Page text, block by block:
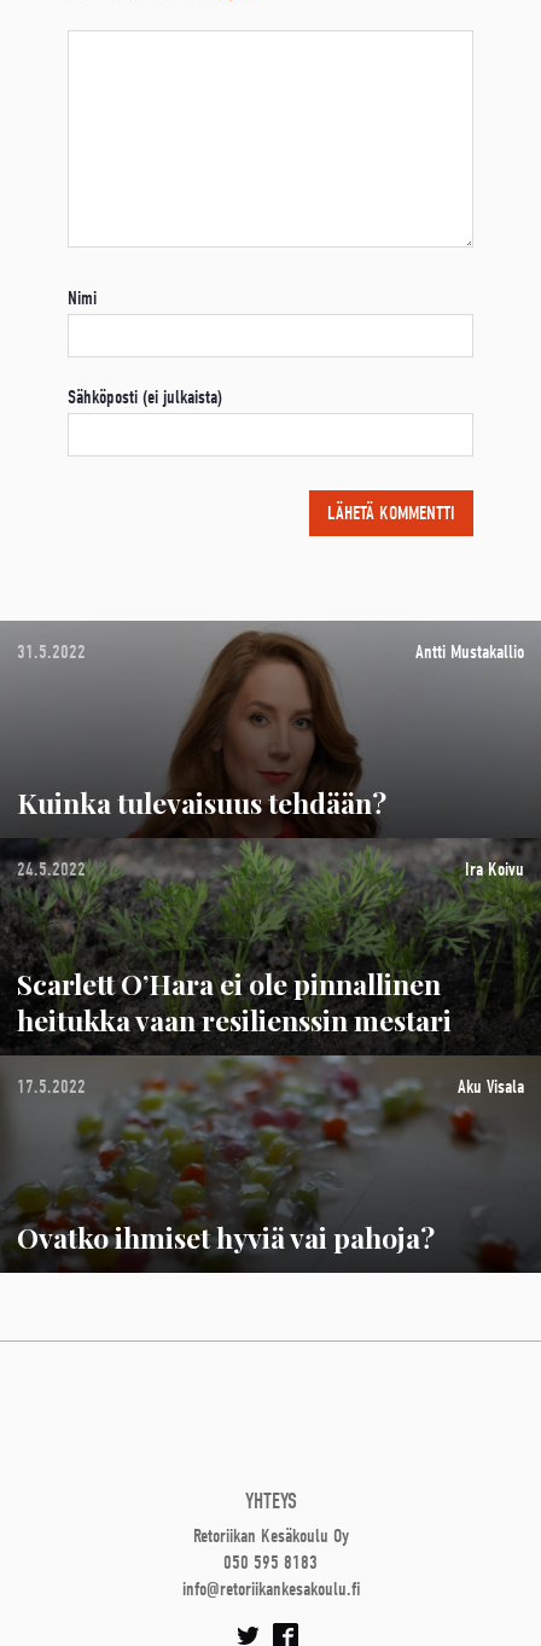
Nimi
Sähköposti (ei julkaista)
31.5.2022 Antti Mustakallio
Kuinka tulevaisuus tehdään?
24.5.2022 Ira Koivu
Scarlett O’Hara ei ole pinnallinen
heitukka vaan resilienssin mestari
17.5.2022 Aku Visala
Ovatko ihmiset hyviä vai pahoja?
YHTEYS
Retoriikan Kesäkoulu Oy
050 595 8183
info@retoriikankesakoulu.fi